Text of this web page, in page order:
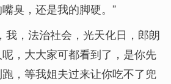
臭，还是我的脚硬。”
我，法治社会，光天化日，郎朗
，大大家可都看到了，是你先
，等我姐夫过来让你吃不了兜